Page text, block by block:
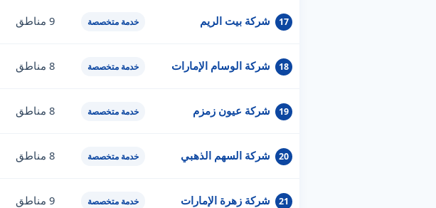
17 شركة بيت الريم خدمة متخصصة 9 مناطق
18 شركة الوسام الإمارات خدمة متخصصة 8 مناطق
19 شركة عيون زمزم خدمة متخصصة 8 مناطق
20 شركة السهم الذهبي خدمة متخصصة 8 مناطق
21 شركة زهرة الإمارات خدمة متخصصة 9 مناطق